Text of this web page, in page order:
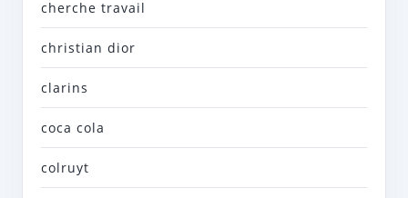
cherche travail
christian dior
clarins
coca cola
colruyt